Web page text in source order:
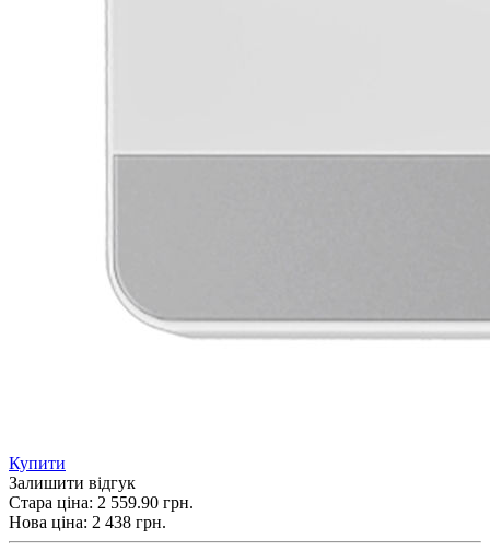
Купити
Залишити відгук
Стара ціна: 2 559.90 грн.
Нова ціна: 2 438 грн.